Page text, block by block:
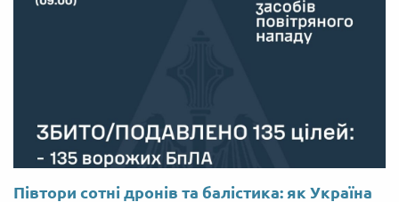
Півтори сотні дронів та балістика: як Україна